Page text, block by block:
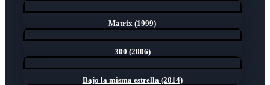
Matrix (1999)
300 (2006)
Bajo la misma estrella (2014)